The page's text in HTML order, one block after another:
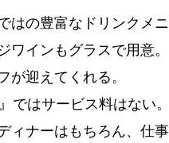
はの豊富なドリンクメ
ワインもグラスで用意
が迎えてくれる。
ではサービス料はない
ィナーはもちろん、仕